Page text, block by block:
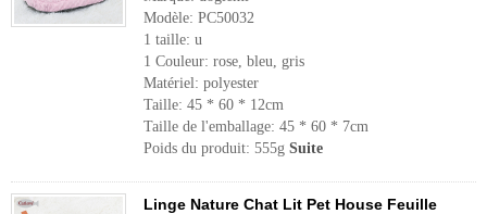
Modèle: PC50032
1 taille: u
1 Couleur: rose, bleu, gris
Matériel: polyester
Taille: 45 * 60 * 12cm
Taille de l'emballage: 45 * 60 * 7cm
Poids du produit: 555g Suite
Linge Nature Chat Lit Pet House Feuille